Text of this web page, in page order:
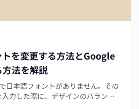
を変更する方法とGoogle
法を解説
日本語フォントがありません。その
力した際に、デザインのバランス